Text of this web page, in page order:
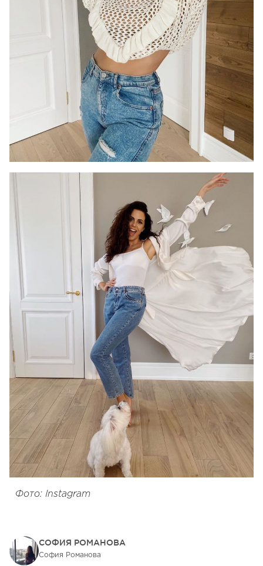
Фото: Instagram
СОФИЯ РОМАНОВА
София Романова